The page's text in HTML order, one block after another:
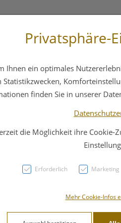
Hautpflege Familie
Privatsphäre-
Ihnen ein optimales
finden Sie in unserer
die Möglichkeit ihre
Erforderlich Marketing
Mehr Cookie-Infos